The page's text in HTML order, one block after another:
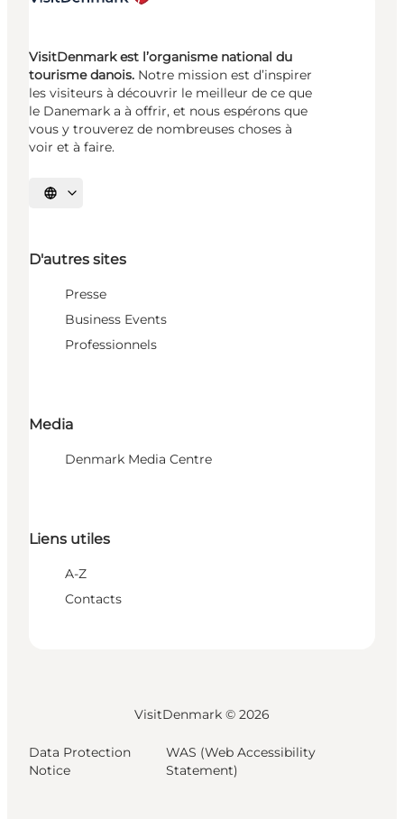
VisitDenmark est l’organisme national du
tourisme danois. Notre mission est d’inspirer
les visiteurs à découvrir le meilleur de ce que
le Danemark a à offrir, et nous espérons que
vous y trouverez de nombreuses choses à
voir et à faire.
Choisissez la langue
D'autres sites
Presse
Business Events
Professionnels
Media
Denmark Media Centre
Liens utiles
A-Z
Contacts
VisitDenmark © 2026
Data Protection
Notice
WAS (Web Accessibility
Statement)